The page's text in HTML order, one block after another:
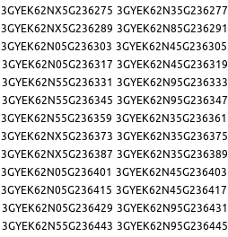
3GYEK62NX5G236275 3GYEK62N35G236277
3GYEK62NX5G236289 3GYEK62N85G236291
3GYEK62N05G236303 3GYEK62N45G236305
3GYEK62N05G236317 3GYEK62N45G236319
3GYEK62N55G236331 3GYEK62N95G236333
3GYEK62N55G236345 3GYEK62N95G236347
3GYEK62N55G236359 3GYEK62N35G236361
3GYEK62NX5G236373 3GYEK62N35G236375
3GYEK62NX5G236387 3GYEK62N35G236389
3GYEK62N05G236401 3GYEK62N45G236403
3GYEK62N05G236415 3GYEK62N45G236417
3GYEK62N05G236429 3GYEK62N95G236431
3GYEK62N55G236443 3GYEK62N95G236445